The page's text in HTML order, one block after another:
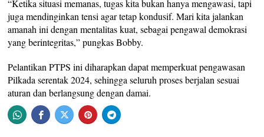
“Ketika situasi memanas, tugas kita bukan hanya mengawasi, tapi
juga mendinginkan tensi agar tetap kondusif. Mari kita jalankan
amanah ini dengan mentalitas kuat, sebagai pengawal demokrasi
yang berintegritas,” pungkas Bobby.
Pelantikan PTPS ini diharapkan dapat memperkuat pengawasan
Pilkada serentak 2024, sehingga seluruh proses berjalan sesuai
aturan dan berlangsung dengan damai.